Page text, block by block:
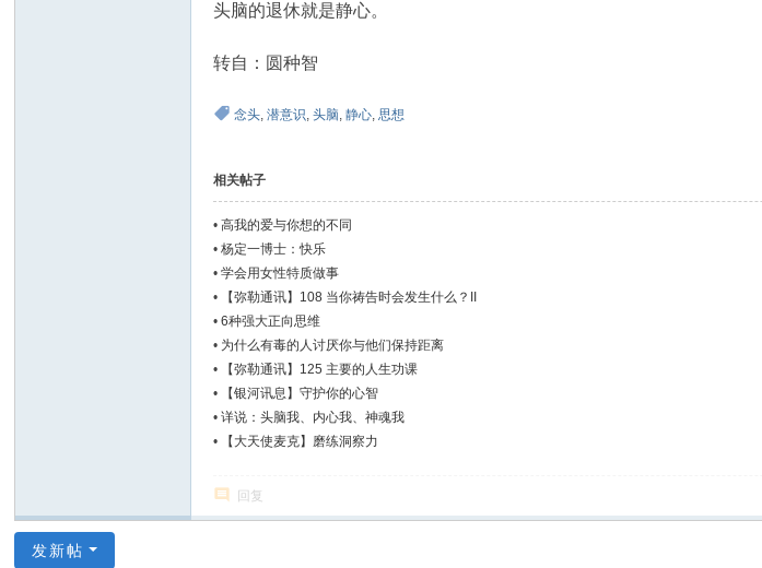
头脑的退休就是静心。
转自： 圆种智
念头,潜意识,头脑,静心,思想
相关帖子
•高我的爱与你想的不同
•杨定一博士：快乐
•学会用女性特质做事
•
【弥勒通讯】108 当你祷告时会发生什么？II
•6种强大正向思维
• 为什么有毒的人讨厌你与他们保持距离
•
【弥勒通讯】125 主要的人生功课
•
【银河讯息】守护你的心智
•详说：头脑我、内心我、神魂我
•
【大天使麦克】磨练洞察力
回复
发新帖